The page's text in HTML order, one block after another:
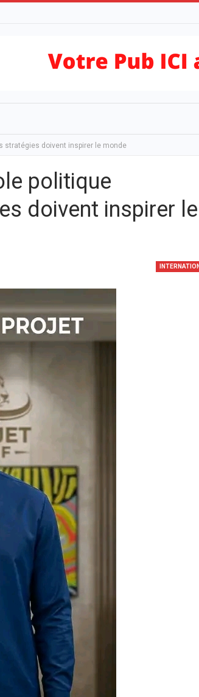
stratégies doivent inspirer le monde
politique
doivent inspirer le